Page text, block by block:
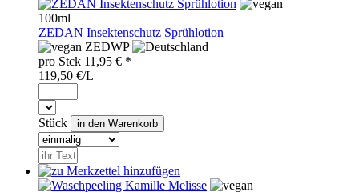
100ml
ZEDAN Insektenschutz Sprühlotion
ZEDWP
pro Stck 11,95 € *
119,50 €/L
Stück